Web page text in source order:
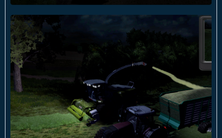
19. Mai 2014 um 12:37